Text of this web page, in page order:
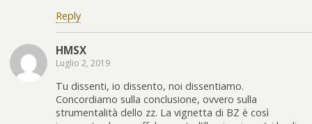
Reply
HMSX
Luglio 2, 2019
Tu dissenti, io dissento, noi dissentiamo.
Concordiamo sulla conclusione, ovvero sulla
strumentalità dello zz. La vignetta di BZ è così